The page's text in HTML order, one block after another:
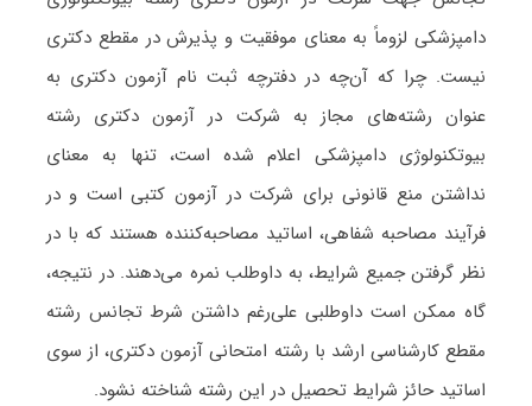
دامپزشکی لزوماً به معنای موفقیت و پذیرش در مقطع دکتری
نیست. چرا که آن‌چه در دفترچه ثبت نام آزمون دکتری به
عنوان رشته‌های مجاز به شرکت در آزمون دکتری رشته
بیوتکنولوژی دامپزشکی اعلام شده است، تنها به معنای
نداشتن منع قانونی برای شرکت در آزمون کتبی است و در
فرآیند مصاحبه شفاهی، اساتید مصاحبه‌کننده هستند که با در
نظر گرفتن جمیع شرایط، به داوطلب نمره می‌دهند. در نتیجه،
گاه ممکن است داوطلبی علی‌رغم داشتن شرط تجانس رشته
مقطع کارشناسی ارشد با رشته امتحانی آزمون دکتری، از سوی
اساتید حائز شرایط تحصیل در این رشته شناخته نشود.